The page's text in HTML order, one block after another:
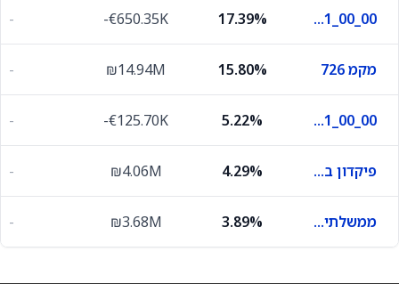
F_120526_93_93_DL_0_Y_1_00_00
17.39%
-€650.35K
-
מקמ 726 15.80%
₪14.94M
-
F_190526_92_92_DL_0_Y_1_00_00
5.22%
-€125.70K
-
פיקדון בבנק מסוים 4.29%
₪4.06M
-
ממשלתי משתנה 0526 3.89%
₪3.68M
-